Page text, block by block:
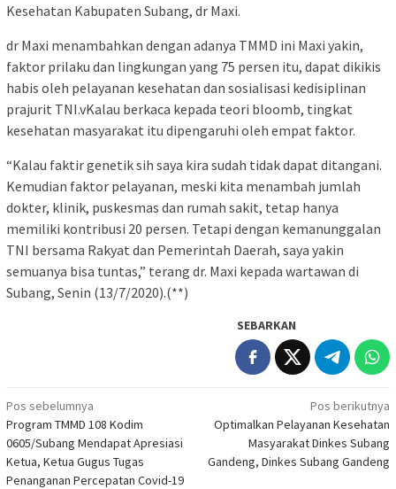
Kesehatan Kabupaten Subang, dr Maxi.
dr Maxi menambahkan dengan adanya TMMD ini Maxi yakin,
faktor prilaku dan lingkungan yang 75 persen itu, dapat dikikis
habis oleh pelayanan kesehatan dan sosialisasi kedisiplinan
prajurit TNI.vKalau berkaca kepada teori bloomb, tingkat
kesehatan masyarakat itu dipengaruhi oleh empat faktor.
“Kalau faktir genetik sih saya kira sudah tidak dapat ditangani.
Kemudian faktor pelayanan, meski kita menambah jumlah
dokter, klinik, puskesmas dan rumah sakit, tetap hanya
memiliki kontribusi 20 persen. Tetapi dengan kemanunggalan
TNI bersama Rakyat dan Pemerintah Daerah, saya yakin
semuanya bisa tuntas,” terang dr. Maxi kepada wartawan di
Subang, Senin (13/7/2020).(**)
SEBARKAN
Navigasi
pos
Pos sebelumnya
Program TMMD 108 Kodim
0605/Subang Mendapat Apresiasi
Ketua, Ketua Gugus Tugas
Penanganan Percepatan Covid-19
Pos berikutnya
Optimalkan Pelayanan Kesehatan
Masyarakat Dinkes Subang
Gandeng, Dinkes Subang Gandeng